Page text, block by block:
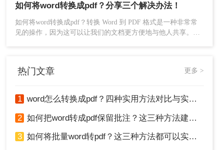
4、转换完成，点击文件夹即可打开查看。
以上就是word怎样转成pdf的全部介绍了，将Word
文档转换成PDF格式是一种常见且实用的需求。无
这一操作。根据您的具体需求和偏好，选择合适的
式和布局，并方便您在不同设备上查看和分享。希
PDF格式的方法。
如何将word转换成pdf？分享三个解决办法！
如何将word转换成pdf？转换 Word 到 PDF 格式是一种非常常
见的操作，因为这可以让我们的文档更方便地与他人共享。无
辑或更改，可以确保接收方看到的是与我们发送的文档完全一
法。
热门文章 更多 >
1 word怎么转换成pdf？四种实用方法对比与实操指南（附详细表格）！
2 如何把word转成pdf保留批注？这三种方法建议收藏！
3 如何将批量word转pdf？这三种方法都可以实现批量转换